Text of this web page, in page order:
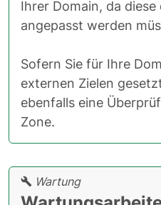
Ihrer Domain, da
angepasst werden
Sofern Sie für Ihre
externen Zielen
ebenfalls eine
Zone.
Wartung